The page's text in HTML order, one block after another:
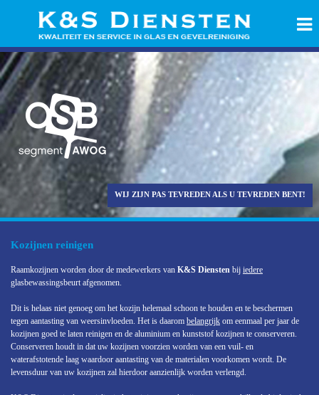
WIJ ZIJN PAS TEVREDEN ALS U TEVREDEN BENT!
Kozijnen reinigen
Raamkozijnen worden door de medewerkers van K&S Diensten bij iedere
glasbewassingsbeurt afgenomen.
Dit is helaas niet genoeg om het kozijn helemaal schoon te houden en te beschermen
tegen aantasting van weersinvloeden. Het is daarom belangrijk om eenmaal per jaar de
kozijnen goed te laten reinigen en de aluminium en kunststof kozijnen te conserveren.
Conserveren houdt in dat uw kozijnen voorzien worden van een vuil- en
waterafstotende laag waardoor aantasting van de materialen voorkomen wordt. De
levensduur van uw kozijnen zal hierdoor aanzienlijk worden verlengd.